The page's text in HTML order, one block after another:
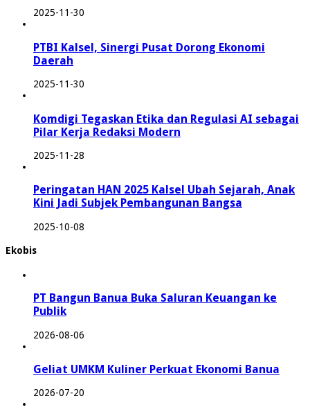
2025-11-30
PTBI Kalsel, Sinergi Pusat Dorong Ekonomi
Daerah
2025-11-30
Komdigi Tegaskan Etika dan Regulasi AI sebagai
Pilar Kerja Redaksi Modern
2025-11-28
Peringatan HAN 2025 Kalsel Ubah Sejarah, Anak
Kini Jadi Subjek Pembangunan Bangsa
2025-10-08
Ekobis
PT Bangun Banua Buka Saluran Keuangan ke
Publik
2026-08-06
Geliat UMKM Kuliner Perkuat Ekonomi Banua
2026-07-20